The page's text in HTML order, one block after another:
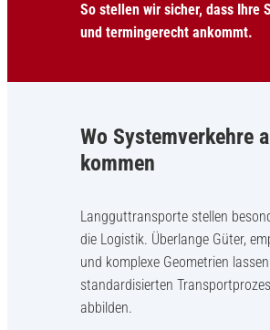
So stellen wir sicher, dass Ihre
und termingerecht ankommt.
Wo Systemverkehre
kommen
Langguttransporte stellen
die Logistik. Überlange Güter,
und komplexe Geometrien
standardisierten
abbilden.